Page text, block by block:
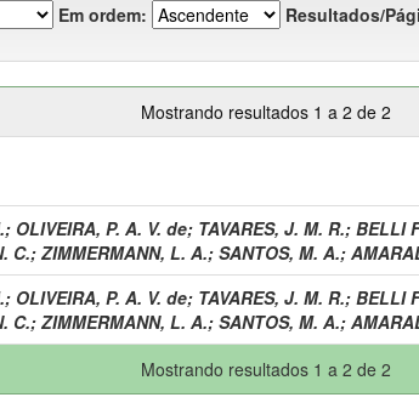
Em ordem: Resultados/
Mostrando resultados 1 a 2 de 2
; OLIVEIRA, P. A. V. de; TAVARES, J. M. R.; BELLI
C.; ZIMMERMANN, L. A.; SANTOS, M. A.;
; OLIVEIRA, P. A. V. de; TAVARES, J. M. R.; BELLI
C.; ZIMMERMANN, L. A.; SANTOS, M. A.;
Mostrando resultados 1 a 2 de 2